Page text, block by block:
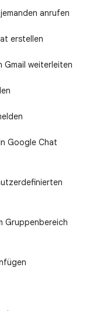
anrufen
erstellen
Gmail weiterleiten
Google Chat
Gruppenbereich